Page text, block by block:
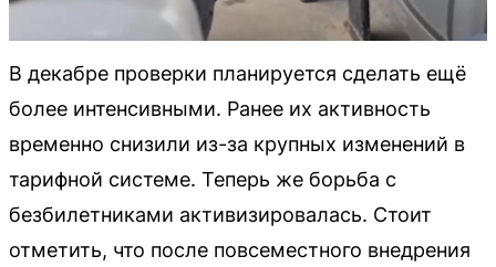
В декабре проверки планируется сделать ещё
более интенсивными. Ранее их активность
временно снизили из-за крупных изменений в
тарифной системе. Теперь же борьба с
безбилетниками активизировалась. Стоит
отметить, что после повсеместного внедрения